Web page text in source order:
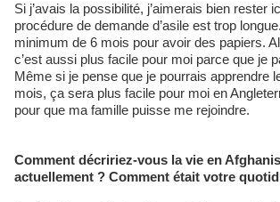
Si j’avais la possibilité, j’aimerais bien rester
procédure de demande d’asile est trop
minimum de 6 mois pour avoir des papiers.
c’est aussi plus facile pour moi parce que je
Même si je pense que je pourrais apprendre
mois, ça sera plus facile pour moi en
pour que ma famille puisse me rejoindre.
Comment décririez-vous la vie en Afghanistan
actuellement ? Comment était votre